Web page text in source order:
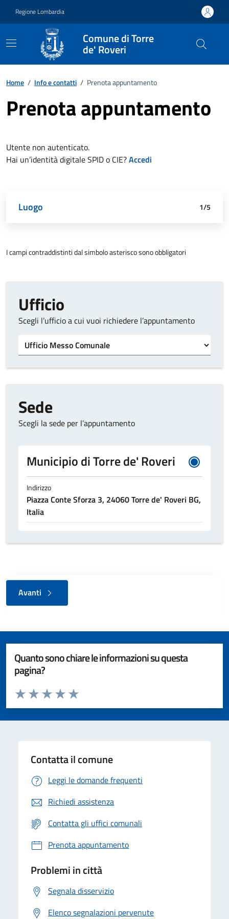
Regione Lombardia
Comune di Torre
de' Roveri
Home / Info e contatti / Prenota appuntamento
Prenota appuntamento
Utente non autenticato.
Hai un’identità digitale SPID o CIE?Accedi
Luogo
Dettagli appuntamento
Data e orario
Richiedente
Riepilogo 1/5
I campi contraddistinti dal simbolo asterisco sono obbligatori
Ufficio
Scegli l’ufficio a cui vuoi richiedere l’appuntamento
Sede
Scegli la sede per l’appuntamento
Municipio di Torre de' Roveri
Indirizzo
Piazza Conte Sforza 3, 24060 Torre de' Roveri BG,
Italia
Avanti
Quanto sono chiare le informazioni su questa
pagina?
Valuta da 1 a 5 stelle la pagina
Valuta 5 stelle su 5
Valuta 4 stelle su 5
Valuta 3 stelle su 5
Valuta 2 stelle su 5
Valuta 1 stelle su 5
Contatta il comune
Leggi le domande frequenti
Richiedi assistenza
Contatta gli uffici comunali
Prenota appuntamento
Problemi in città
Segnala disservizio
Elenco segnalazioni pervenute